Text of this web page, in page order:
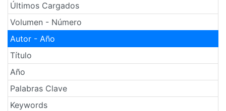
Últimos Cargados
Volumen - Número
Autor - Año
Título
Año
Palabras Clave
Keywords